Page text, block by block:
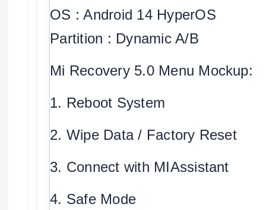
OS : Android 14 HyperOS
Partition : Dynamic A/B
Mi Recovery 5.0 Menu Mockup:
1. Reboot System
2. Wipe Data / Factory Reset
3. Connect with MIAssistant
4. Safe Mode